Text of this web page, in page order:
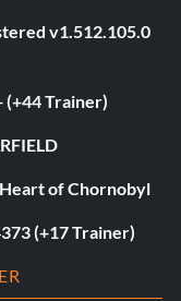
v1.512.105.0
(+44 Trainer)
Heart of Chornobyl
(+17 Trainer)